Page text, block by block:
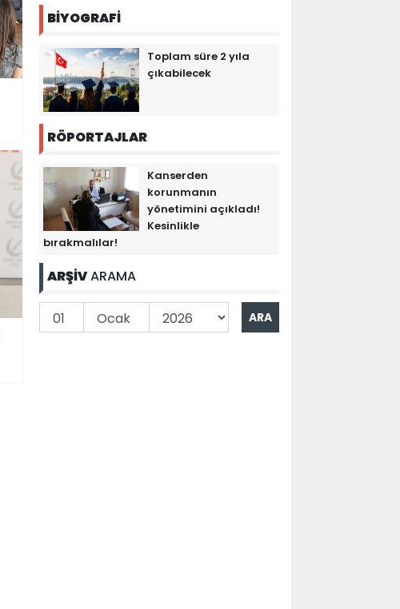
BİYOGRAFİ
Toplam süre 2 yıla
çıkabilecek
RÖPORTAJLAR
Kanserden
korunmanın
yönetimini açıkladı!
Kesinlikle
bırakmalılar!
ARŞİVARAMA